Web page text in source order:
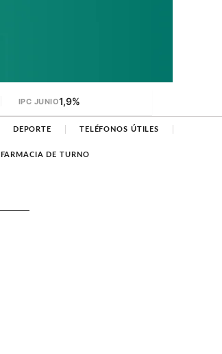
IPC JUNIO1,9%
DEPORTE TELÉFONOS ÚTILES
FARMACIA DE TURNO